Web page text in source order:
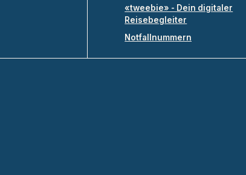
«tweebie» - Dein digitaler
Reisebegleiter
Notfallnummern